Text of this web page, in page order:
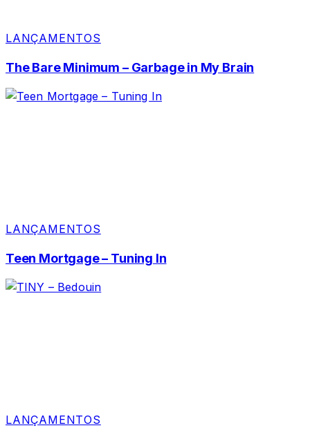
LANÇAMENTOS
The Bare Minimum – Garbage in My Brain
LANÇAMENTOS
Teen Mortgage – Tuning In
LANÇAMENTOS